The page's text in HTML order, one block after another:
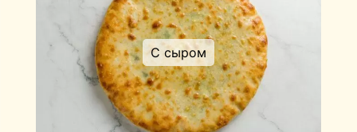
С сыром